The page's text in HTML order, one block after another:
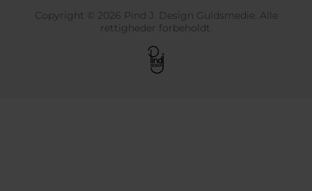
Copyright © 2026 Pind J. Design Guldsmedie. Alle
rettigheder forbeholdt.